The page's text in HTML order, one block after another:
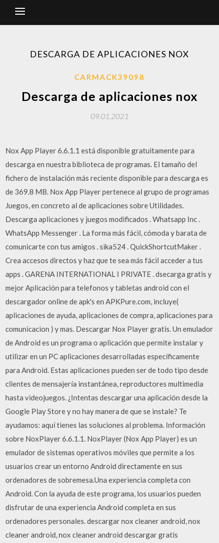
DESCARGA DE APLICACIONES NOX
CARMACK39098
Descarga de aplicaciones nox
09.01.2021
Nox App Player 6.6.1.1 está disponible gratuitamente para
descarga en nuestra biblioteca de programas. El tamaño del
fichero de instalación más reciente disponible para descarga es
de 369.8 MB. Nox App Player pertenece al grupo de programas
Juegos, en concreto al de aplicaciones sobre Utilidades.
Descarga aplicaciones y juegos modificados . Whatsapp Inc .
WhatsApp Messenger . La forma más fácil, cómoda y barata de
comunicarte con tus amigos . sika524 . QuickShortcutMaker .
Crea accesos directos y haz que te sea más fácil acceder a tus
apps . GARENA INTERNATIONAL I PRIVATE . dsecarga gratis y
mejor Aplicación para telefonos y tabletas android con el
descargador online de apk's en APKPure.com, incluye(
aplicaciones de ayuda, aplicaciones de compra, aplicaciones para
comunicacion ) y mas. Descargar Nox Player gratis. Un emulador
de Android es un programa o aplicación que permite instalar y
utilizar en un PC aplicaciones desarrolladas específicamente
para Android. Estas aplicaciones pueden ser de todo tipo desde
clientes de mensajería instantánea, reproductores multimedia
hasta videojuegos. ¿Intentas descargar una aplicación desde la
Google Play Store y no hay manera de que se instale? Te
ayudamos: aquí tienes las soluciones al problema. Información
sobre NoxPlayer 6.6.1.1. NoxPlayer (Nox App Player) es un
emulador de sistemas operativos móviles que permite a los
usuarios crear un entorno Android directamente en sus
ordenadores de sobremesa.Una experiencia completa con
Android. Con la ayuda de este programa, los usuarios pueden
disfrutar de una experiencia Android completa en sus
ordenadores personales. descargar nox cleaner android, nox
cleaner android, nox cleaner android descargar gratis